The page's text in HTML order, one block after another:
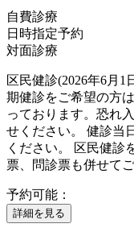
自費診療
日時指定予約
対面診療
区民健診(2026年6月1
期健診をご希望の方
っております。恐れ
せください。 健診当
ください。 区民健診
票、問診票も併せて
予約可能：
詳細を見る